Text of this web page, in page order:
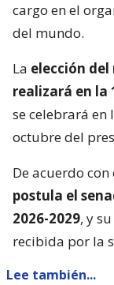
cargo en el
del mundo.
La elección del
realizará en la
se celebrará en
octubre del
De acuerdo
postula el
2026-2029, y
recibida por la
Lee también...